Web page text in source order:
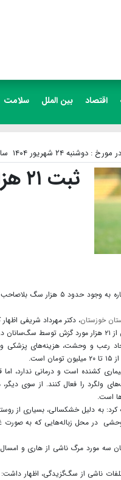
اقتصاد بین الملل سلامت
دوشنبه ۲۴ شهریور ۱۴۰۴
ثبت ۲۱ هزار مورد سگ گزیدگی در خوزستان
خوزستان، دکتر مهرداد شریفی
است.
رعب و وحشت، هزینه‌های پزشکی
کشنده است و درمانی ندارد،
ولگرد را فعال کنند. از سوی
است.
به دلیل خشکسالی، بسیاری از
در محل زباله‌هایی که به صورت
سه مورد مرگ ناشی از هاری و